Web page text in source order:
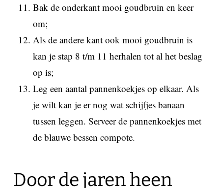
Bak de onderkant mooi goudbruin en keer
om;
Als de andere kant ook mooi goudbruin is
kan je stap 8 t/m 11 herhalen tot al het beslag
op is;
Leg een aantal pannenkoekjes op elkaar. Als
je wilt kan je er nog wat schijfjes banaan
tussen leggen. Serveer de pannenkoekjes met
de blauwe bessen compote.
Door de jaren heen